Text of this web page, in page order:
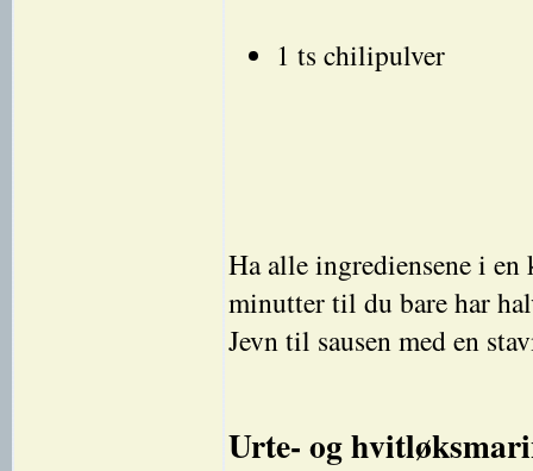
1 ts chilipulver
Ha alle ingrediensene i
minutter til du bare har
Jevn til sausen med en
Urte- og